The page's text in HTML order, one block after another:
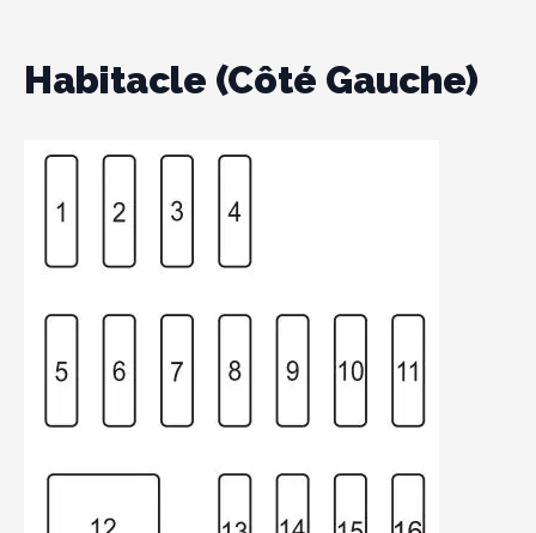
Habitacle (côté Gauche)